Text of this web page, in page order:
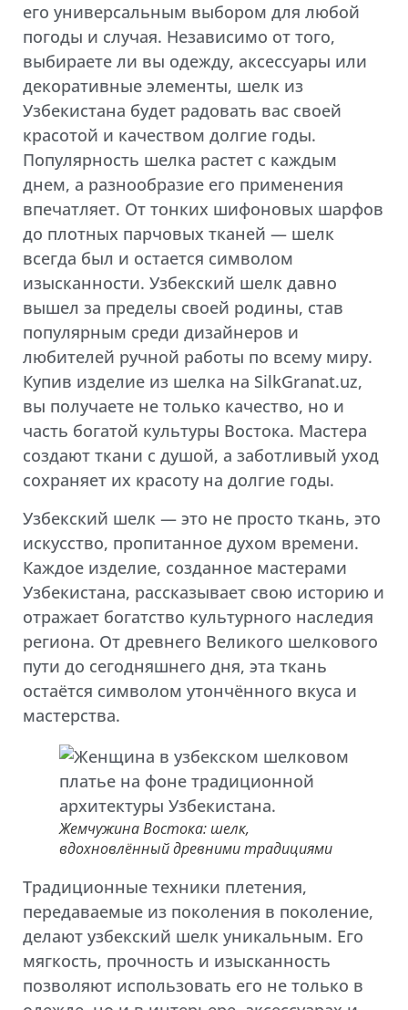
его универсальным выбором для любой
погоды и случая. Независимо от того,
выбираете ли вы одежду, аксессуары или
декоративные элементы, шелк из
Узбекистана будет радовать вас своей
красотой и качеством долгие годы.
Популярность шелка растет с каждым
днем, а разнообразие его применения
впечатляет. От тонких шифоновых шарфов
до плотных парчовых тканей — шелк
всегда был и остается символом
изысканности. Узбекский шелк давно
вышел за пределы своей родины, став
популярным среди дизайнеров и
любителей ручной работы по всему миру.
Купив изделие из шелка на SilkGranat.uz,
вы получаете не только качество, но и
часть богатой культуры Востока. Мастера
создают ткани с душой, а заботливый уход
сохраняет их красоту на долгие годы.
Узбекский шелк — это не просто ткань, это
искусство, пропитанное духом времени.
Каждое изделие, созданное мастерами
Узбекистана, рассказывает свою историю и
отражает богатство культурного наследия
региона. От древнего Великого шелкового
пути до сегодняшнего дня, эта ткань
остаётся символом утончённого вкуса и
мастерства.
Жемчужина Востока: шелк,
вдохновлённый древними традициями
Традиционные техники плетения,
передаваемые из поколения в поколение,
делают узбекский шелк уникальным. Его
мягкость, прочность и изысканность
позволяют использовать его не только в